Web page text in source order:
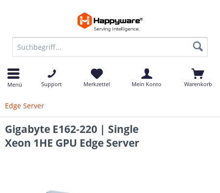
Menü Support Merkzettel Mein Konto Warenkorb
Edge Server
Gigabyte E162-220 | Single
Xeon 1HE GPU Edge Server